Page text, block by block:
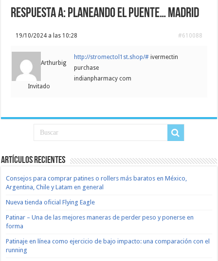
Respuesta a: pLAneando el puente… MADRID
19/10/2024 a las 10:28 #610088
Arthurbig
Invitado
http://stromectol1st.shop/# ivermectin
purchase
indianpharmacy com
Artículos recientes
Consejos para comprar patines o rollers más baratos en México,
Argentina, Chile y Latam en general
Nueva tienda oficial Flying Eagle
Patinar – Una de las mejores maneras de perder peso y ponerse en
forma
Patinaje en línea como ejercicio de bajo impacto: una comparación con el
running